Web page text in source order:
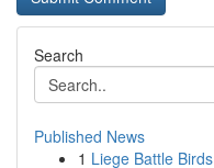
Search
Published News
1 Liege Battle Birds